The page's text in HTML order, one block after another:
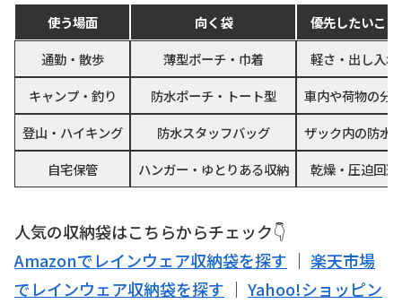
使う場面 向く袋
優先したいこと
通勤・散歩
薄型ポーチ・巾着
軽さ・出し入れ
キャンプ・釣り
防水ポーチ・トート型
車内や荷物の分
登山・ハイキング
防水スタッフバッグ
ザック内の防水
自宅保管
ハンガー・ゆとりある収納 乾燥・圧迫回避
人気の収納袋はこちらからチェック👇
Amazonでレインウェア収納袋を探す ｜ 楽天市場
でレインウェア収納袋を探す ｜ Yahoo!ショッピン